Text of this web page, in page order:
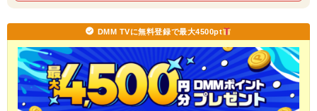
DMM TVに無料登録で最大4500pt